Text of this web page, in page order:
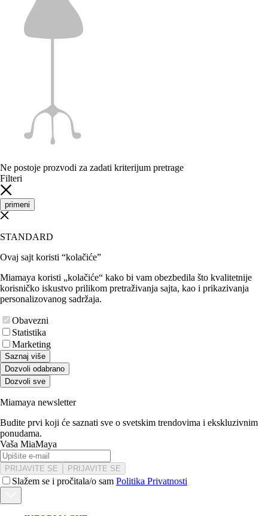
Ne postoje prozvodi za zadati kriterijum pretrage
Filteri
primeni
STANDARD
Ovaj sajt koristi “kolačiće”
Miamaya koristi „kolačiće“ kako bi vam obezbedila što kvalitetnije
korisničko iskustvo prilikom pretraživanja sajta, kao i prikazivanja
personalizovanog sadržaja.
Obavezni
Statistika
Marketing
Saznaj više
Dozvoli odabrano
Dozvoli sve
Miamaya newsletter
Budite prvi koji će saznati sve o svetskim trendovima i ekskluzivnim
ponudama.
Vaša MiaMaya
PRIJAVITE SE PRIJAVITE SE
Slažem se i pročitala/o sam Politika Privatnosti